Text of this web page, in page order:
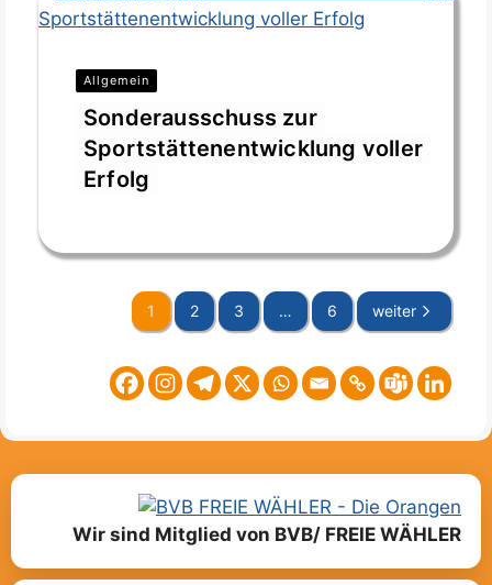
Allgemein
Sonderausschuss zur
Sportstättenentwicklung voller
Erfolg
1 2 3 … 6 weiter
Wir sind Mitglied von BVB/ FREIE WÄHLER